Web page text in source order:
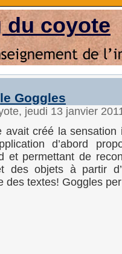
du coyote
Goggles
jeudi 13 janvier
avait créé la
d’abord
et permettant de
des objets à partir
des textes! Goggles